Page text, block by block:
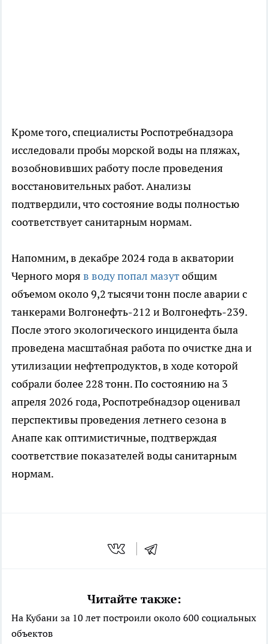
Кроме того, специалисты Роспотребнадзора
исследовали пробы морской воды на пляжах,
возобновивших работу после проведения
восстановительных работ. Анализы
подтвердили, что состояние воды полностью
соответствует санитарным нормам.
Напомним, в декабре 2024 года в акватории
Черного моря в воду попал мазутобщим
объемом около 9,2 тысячи тонн после аварии с
танкерами Волгонефть-212 и Волгонефть-239.
После этого экологического инцидента была
проведена масштабная работа по очистке дна и
утилизации нефтепродуктов, в ходе которой
собрали более 228 тонн. По состоянию на 3
апреля 2026 года, Роспотребнадзор оценивал
перспективы проведения летнего сезона в
Анапе как оптимистичные, подтверждая
соответствие показателей воды санитарным
нормам.
Читайте также:
На Кубани за 10 лет построили около 600 социальных
объектов